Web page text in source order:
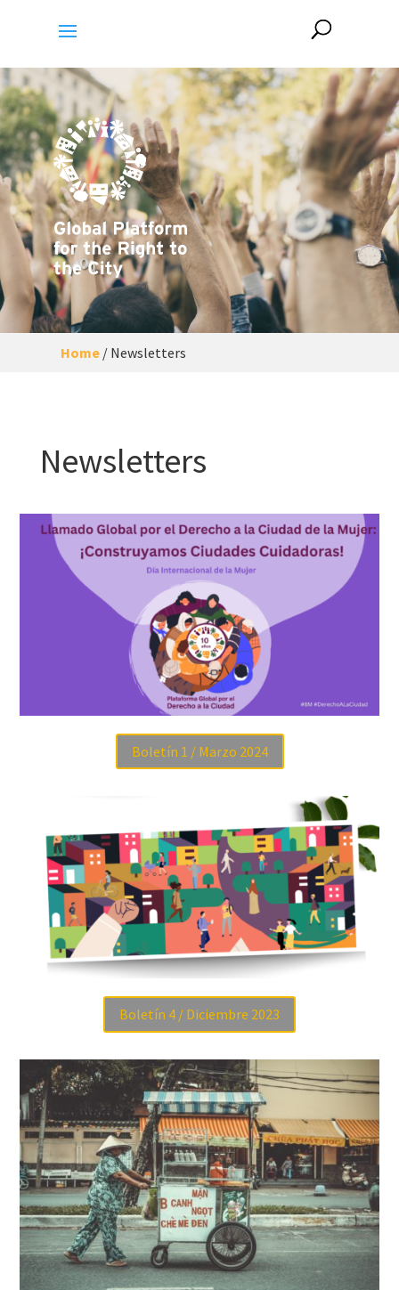
Home/ Newsletters
Newsletters
Boletín 1 / Marzo 2024
Boletín 4 / Diciembre 2023